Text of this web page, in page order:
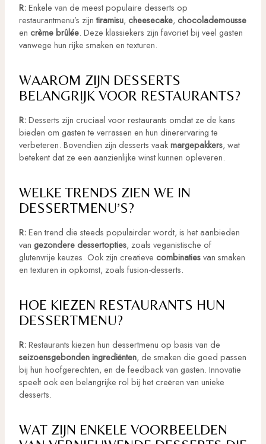
R:Enkele van de meest populaire desserts op
restaurantmenu’s zijntiramisu, cheesecake, chocolademousse
en crème brûlée. Deze klassiekers zijn favoriet bij veel gasten
vanwege hun rijke smaken en texturen.
WAAROM ZIJN DESSERTS
BELANGRIJK VOOR RESTAURANTS?
R:Desserts zijn cruciaal voor restaurants omdat ze de kans
bieden om gasten te verrassen en hun dinerervaring te
verbeteren. Bovendien zijn desserts vaakmargepakkers, wat
betekent dat ze een aanzienlijke winst kunnen opleveren.
WELKE TRENDS ZIEN WE IN
DESSERTMENU’S?
R:Een trend die steeds populairder wordt, is het aanbieden
van gezondere dessertopties, zoals veganistische of
glutenvrije keuzes. Ook zijn creatieve combinatiesvan smaken
en texturen in opkomst, zoals fusion-desserts.
HOE KIEZEN RESTAURANTS HUN
DESSERTMENU?
R:Restaurants kiezen hun dessertmenu op basis van de
seizoensgebonden ingrediënten, de smaken die goed passen
bij hun hoofgerechten, en de feedback van gasten. Innovatie
speelt ook een belangrijke rol bij het creëren van unieke
desserts.
WAT ZIJN ENKELE VOORBEELDEN